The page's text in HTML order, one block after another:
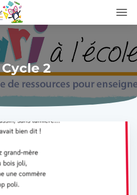
Cycle 2